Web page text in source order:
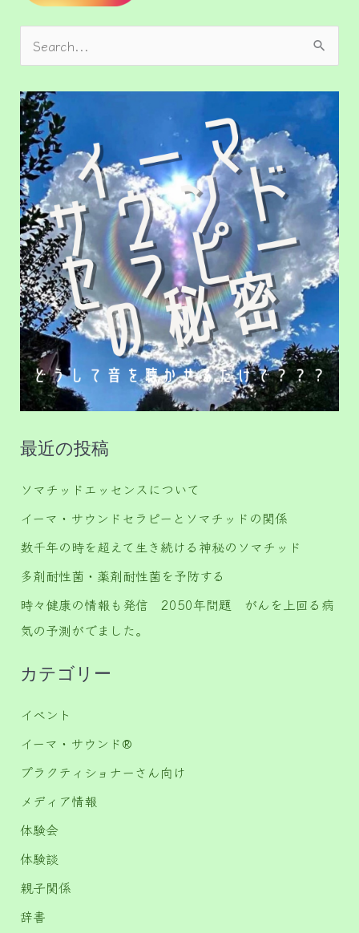
対
象
:
最近の投稿
ソマチッドエッセンスについて
イーマ・サウンドセラピーとソマチッドの関係
数千年の時を超えて生き続ける神秘のソマチッド
多剤耐性菌・薬剤耐性菌を予防する
時々健康の情報も発信 2050年問題 がんを上回る病
気の予測がでました。
カテゴリー
イベント
イーマ・サウンド®️
プラクティショナーさん向け
メディア情報
体験会
体験談
親子関係
辞書